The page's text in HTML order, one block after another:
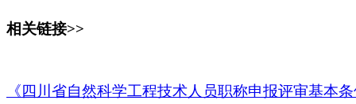
相关链接>>
《四川省自然科学工程技术人员职称申报评审基本